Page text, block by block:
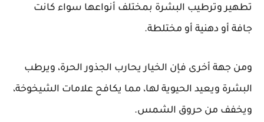
تطهير وترطيب البشرة بمختلف أنواعها سواء كانت
جافة أو دهنية أو مختلطة.
ومن جهة أخرى فإن الخيار يحارب الجذور الحرة، ويرطب
البشرة ويعيد الحيوية لها، مما يكافح علامات الشيخوخة،
ويخفف من حروق الشمس.